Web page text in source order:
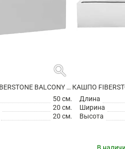
search
КАШПО FIBERSTONE BALCONY S MATT WHITE
50 см.
20 см.
20 см.
Длина
Ширина
Высота
В